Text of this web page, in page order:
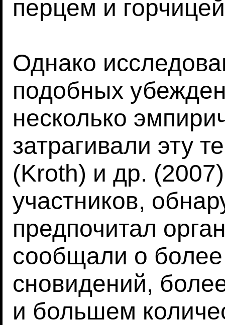
перцем и
Однако
подобных
несколько
затрагивали эту
(Kroth) и др.
участников,
предпочитал
сообщали о
сновидений,
и большем